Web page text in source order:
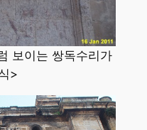
보이는 쌍독수리가
>